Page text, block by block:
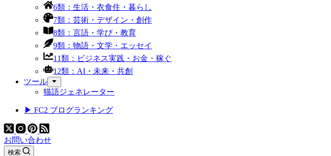
6類：生活・衣食住・暮らし
7類：芸術・デザイン・創作
8類：言語・学び・教育
9類：物語・文学・エッセイ
11類：ビジネス実践・お金・稼ぐ
12類：AI・未来・共創
ツール
猫語ジェネレーター
▶ FC2 ブログランキング
お問い合わせ
検索